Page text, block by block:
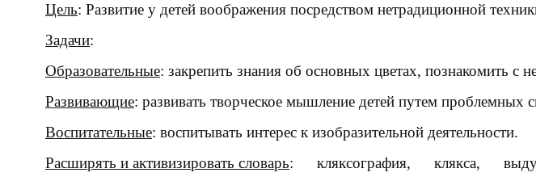
Цель: Развитие у детей воображения посредством нетрадиционной
Задачи:
Образовательные: закрепить знания об основных цветах, познакомить с
Развивающие: развивать творческое мышление детей путем проблемных
Воспитательные: воспитывать интерес к изобразительной деятельности.
Расширять и активизировать словарь: кляксография, клякса,